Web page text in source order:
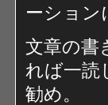
ーション
文章の書
れば一読
勧め。